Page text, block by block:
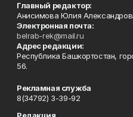
Главный редактор:
Анисимова Юлия
Электронная почта:
belrab-rek@mail.ru
Адрес редакции:
Республика Башкортостан,
56.
Рекламная служба
8(34792) 3-39-92